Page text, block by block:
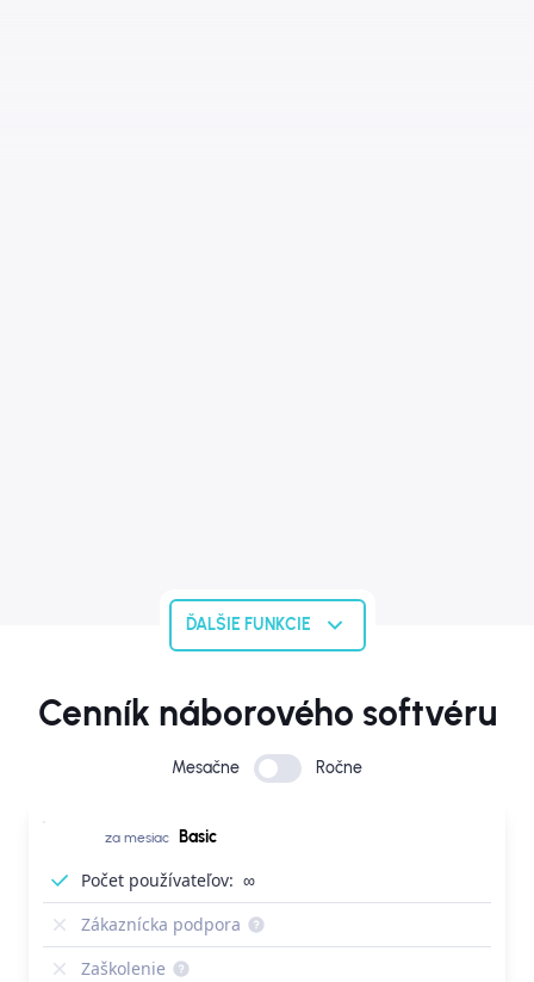
ĎALŠIE FUNKCIE
Cenník náborového softvéru
Mesačne Ročne
za mesiac Basic
Počet používateľov: ∞
Zákaznícka podpora
Zaškolenie